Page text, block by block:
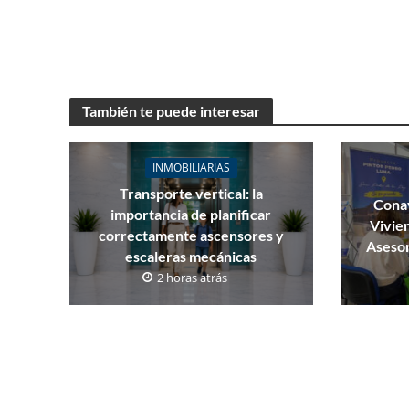
También te puede interesar
INMOBILIARIAS
Transporte vertical: la
importancia de planificar
correctamente ascensores y
escaleras mecánicas
2 horas atrás